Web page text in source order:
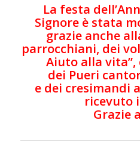
La festa
Signore è stata
grazie anche
parrocchiani, dei
Aiuto alla
dei Pueri
e dei cresimandi
ricevuto
Grazie